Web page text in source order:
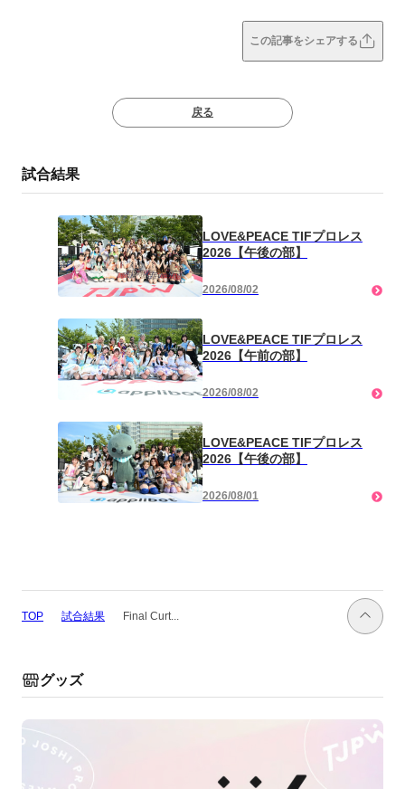
この記事をシェアする
戻る
試合結果
LOVE&PEACE TIFプロレス
2026【午後の部】
2026/08/02
LOVE&PEACE TIFプロレス
2026【午前の部】
2026/08/02
LOVE&PEACE TIFプロレス
2026【午後の部】
2026/08/01
TOP 試合結果 Final Curt...
グッズ